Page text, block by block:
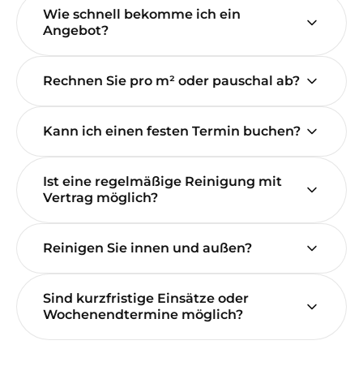
Wie schnell bekomme ich ein
Angebot?
Rechnen Sie pro m² oder pauschal ab?
Kann ich einen festen Termin buchen?
Ist eine regelmäßige Reinigung mit
Vertrag möglich?
Reinigen Sie innen und außen?
Sind kurzfristige Einsätze oder
Wochenendtermine möglich?